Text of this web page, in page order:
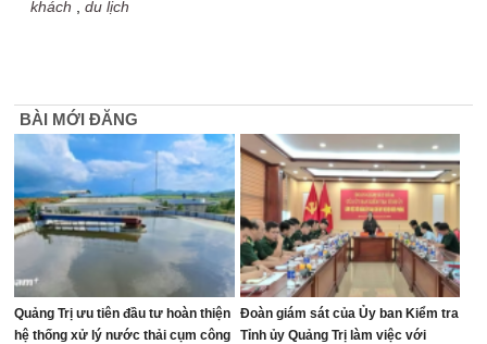
khách ,du lịch
BÀI MỚI ĐĂNG
Quảng Trị ưu tiên đầu tư hoàn thiện
hệ thống xử lý nước thải cụm công
Đoàn giám sát của Ủy ban Kiểm tra
Tỉnh ủy Quảng Trị làm việc với